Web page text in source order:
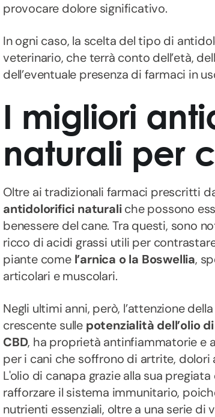
provocare dolore significativo.
In ogni caso, la scelta del tipo di
veterinario, che terrà conto dell’età,
dell’eventuale presenza di farmaci in
I migliori
naturali per
Oltre ai tradizionali farmaci prescritti
antidolorifici naturaliche possono
benessere del cane. Tra questi, sono
ricco di acidi grassi utili per
piante come l’arnica o la Boswellia,
articolari e muscolari.
Negli ultimi anni, però, l’attenzione
crescente sulle potenzialità dell’olio
CBD, ha proprietà antinfiammatorie e
per i cani che soffrono di artrite,
L'olio di canapa grazie alla sua
rafforzare il sistema immunitario,
nutrienti essenziali, oltre a una serie di